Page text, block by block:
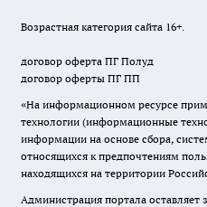
Возрастная категория сайта 16+.
договор оферта ПГ Полуд
договор оферты ПГ ПП
«На информационном ресурсе
технологии (информационные
информации на основе сбора,
относящихся к предпочтениям
находящихся на территории
Администрация портала оставляет